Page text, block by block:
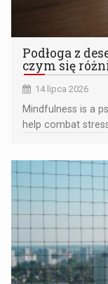
Podłoga z
czym się
14 lipca 2026
Mindfulness is a
help combat